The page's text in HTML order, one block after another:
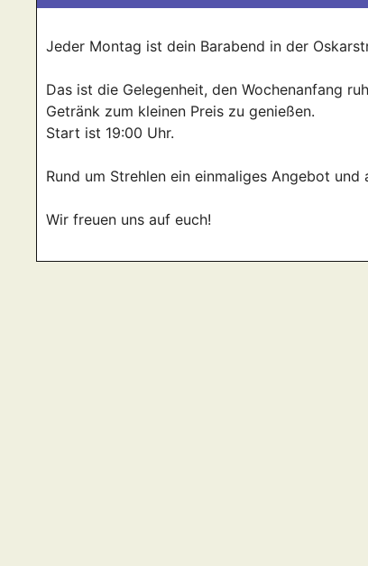
Jeder Montag ist dein Barabend in der
Das ist die Gelegenheit, den Wochenanfang
Getränk zum kleinen Preis zu genießen.
Start ist 19:00 Uhr.
Rund um Strehlen ein einmaliges Angebot
Wir freuen uns auf euch!